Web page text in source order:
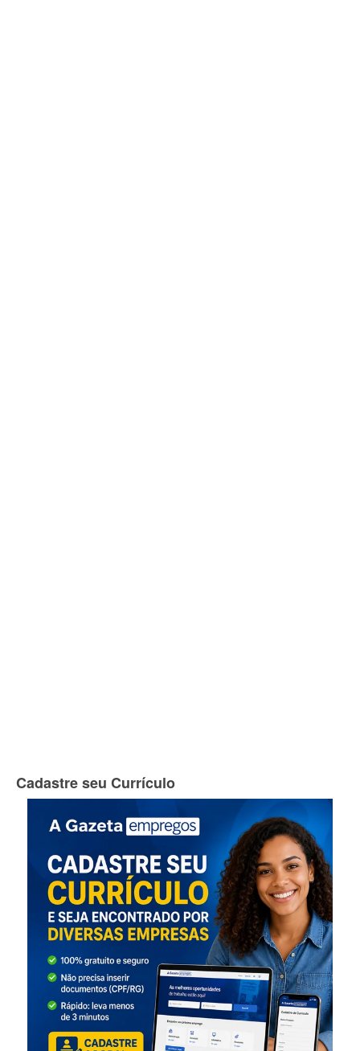
Cadastre seu Currículo